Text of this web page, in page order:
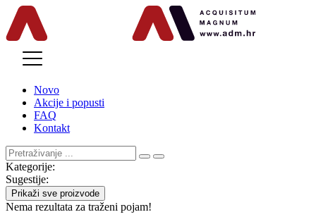
Novo
Akcije i popusti
FAQ
Kontakt
Kategorije:
Sugestije:
Prikaži sve proizvode
Nema rezultata za traženi pojam!